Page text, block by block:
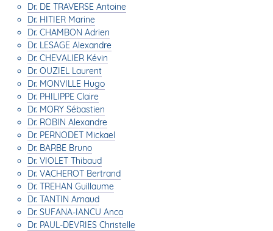
Dr. DE TRAVERSE Antoine
Dr. HITIER Marine
Dr. CHAMBON Adrien
Dr. LESAGE Alexandre
Dr. CHEVALIER Kévin
Dr. OUZIEL Laurent
Dr. MONVILLE Hugo
Dr. PHILIPPE Claire
Dr. MORY Sébastien
Dr. ROBIN Alexandre
Dr. PERNODET Mickael
Dr. BARBE Bruno
Dr. VIOLET Thibaud
Dr. VACHEROT Bertrand
Dr. TREHAN Guillaume
Dr. TANTIN Arnaud
Dr. SUFANA-IANCU Anca
Dr. PAUL-DEVRIES Christelle